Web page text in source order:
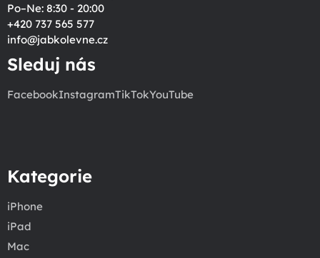
Po–Ne: 8:30 - 20:00
+420 737 565 577
info@jabkolevne.cz
Sleduj nás
FacebookInstagramTikTokYouTube
Kategorie
iPhone
iPad
Mac